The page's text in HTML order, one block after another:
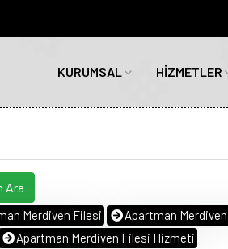
KURUMSAL HİZMETLER
Ara
Merdiven Filesi
Apartman
Apartman Merdiven Filesi Hizmeti